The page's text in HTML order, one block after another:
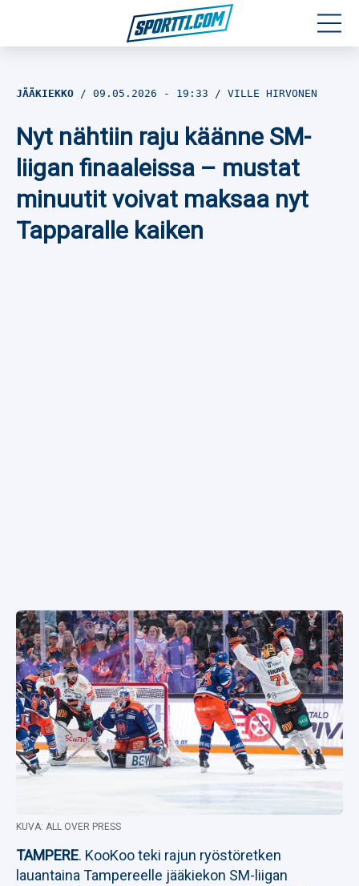
Jalkapallo
Yleisurheilu
Talviurheilu
JÄÄKIEKKO 09.05.2026 - 19:33 VILLE HIRVONEN
Nyt nähtiin raju käänne SM-
liigan finaaleissa – mustat
minuutit voivat maksaa nyt
Tapparalle kaiken
KUVA: ALL OVER PRESS
TAMPERE. KooKoo teki rajun ryöstöretken
lauantaina Tampereelle jääkiekon SM-liigan